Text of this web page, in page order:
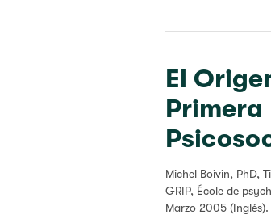
El
Michel Boivin, PhD,
GRIP, École de
Marzo 2005